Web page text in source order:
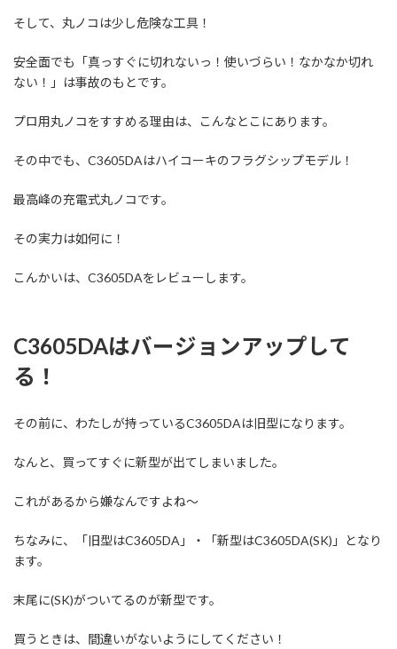
そして、丸ノコは少し危険な工具！
安全面でも「真っすぐに切れないっ！使いづらい！なかなか切れ
ない！」は事故のもとです。
プロ用丸ノコをすすめる理由は、こんなとこにあります。
その中でも、C3605DAはハイコーキのフラグシップモデル！
最高峰の充電式丸ノコです。
その実力は如何に！
こんかいは、C3605DAをレビューします。
C3605DAはバージョンアップして
る！
その前に、わたしが持っているC3605DAは旧型になります。
なんと、買ってすぐに新型が出てしまいました。
これがあるから嫌なんですよね～
ちなみに、「旧型はC3605DA」・「新型はC3605DA(SK)」となり
ます。
末尾に(SK)がついてるのが新型です。
買うときは、間違いがないようにしてください！